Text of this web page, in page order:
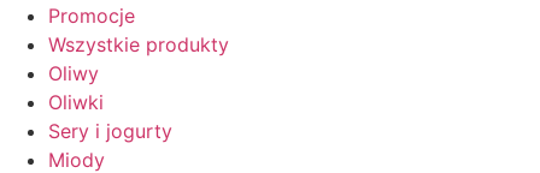
Promocje
Wszystkie produkty
Oliwy
Oliwki
Sery i jogurty
Miody